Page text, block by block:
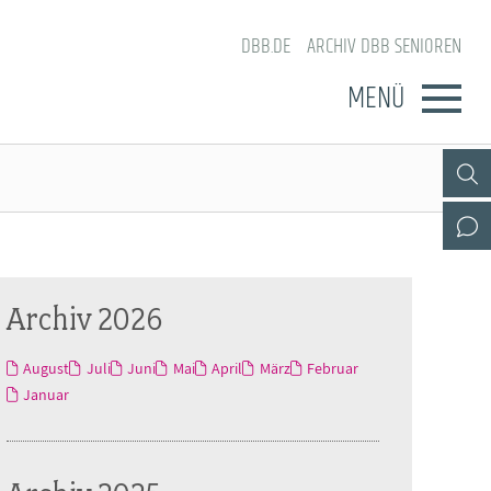
DBB.DE ARCHIV DBB SENIOREN
MENÜ
Archiv 2026
August Juli Juni Mai April März
Februar
Januar